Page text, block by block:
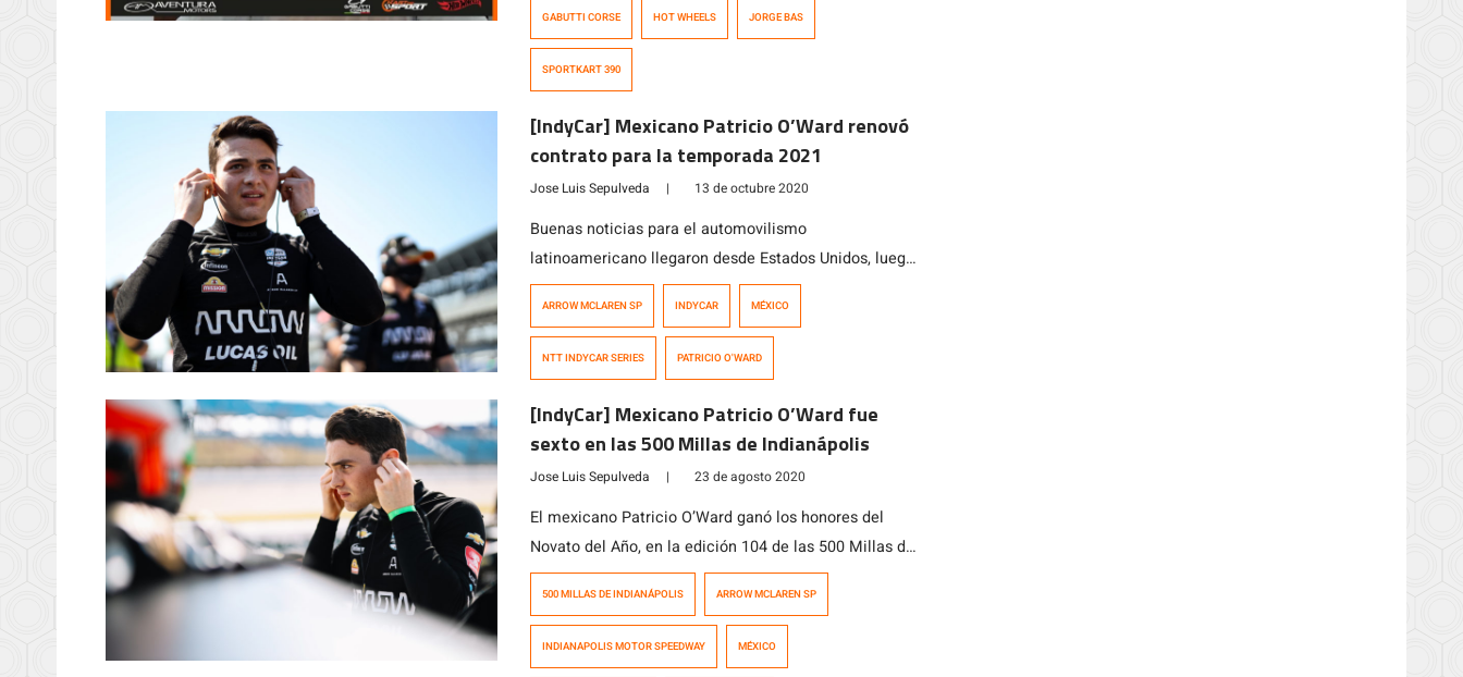
Italian Trophy donde corrió con logos de Racing5 en su
monoplaza. De su […]
GABUTTI CORSE HOT WHEELS JORGE BAS
SPORTKART 390
[IndyCar] Mexicano Patricio O’Ward renovó
contrato para la temporada 2021
Jose Luis Sepulveda | 13 de octubre 2020
Buenas noticias para el automovilismo
latinoamericano llegaron desde Estados Unidos, luego
que se anunciara la renovación de contrato entre el
en la categoría norteamericana. A la fecha, «Pato» ha
sumado tres podios y una pole position, y marcha
quinto […]
ARROW MCLAREN SP INDYCAR MÉXICO
NTT INDYCAR SERIES PATRICIO O'WARD
[IndyCar] Mexicano Patricio O’Ward fue
sexto en las 500 Millas de Indianápolis
Jose Luis Sepulveda | 23 de agosto 2020
El mexicano Patricio O’Ward ganó los honores del
Novato del Año, en la edición 104 de las 500 Millas de
Indianápolis, luego de ser el debutante mejor colocado
esto se convirtió en el tercer mexicano en lograr ese
título, detrás de Josele Garza (1981) y […]
500 MILLAS DE INDIANÁPOLIS ARROW MCLAREN SP
INDIANAPOLIS MOTOR SPEEDWAY MÉXICO